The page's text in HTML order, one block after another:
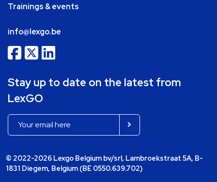
Trainings & events
info@lexgo.be
Stay up to date on the latest from
LexGO
© 2022-2026 Lexgo Belgium bv/srl, Lambroekstraat 5A, B-
1831 Diegem, Belgium (BE 0550.639.702)